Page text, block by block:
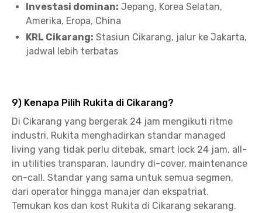
Investasi dominan: Jepang, Korea Selatan,
Amerika, Eropa, China
KRL Cikarang: Stasiun Cikarang, jalur ke Jakarta,
jadwal lebih terbatas
9) Kenapa Pilih Rukita di Cikarang?
Di Cikarang yang bergerak 24 jam mengikuti ritme
industri, Rukita menghadirkan standar managed
living yang tidak perlu ditebak, smart lock 24 jam, all-
in utilities transparan, laundry di-cover, maintenance
on-call. Standar yang sama untuk semua segmen,
dari operator hingga manajer dan ekspatriat.
Temukan kos dan kost Rukita di Cikarang sekarang.